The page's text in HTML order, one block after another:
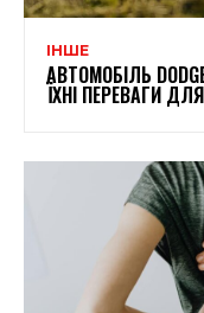
ІНШЕ
АВТОМОБІЛЬ
ЇХНІ ПЕРЕВАГИ